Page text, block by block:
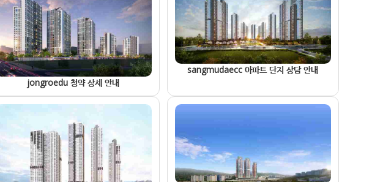
jongroedu 청약 상세 안내
sangmudaecc 아파트 단지 상담 안내